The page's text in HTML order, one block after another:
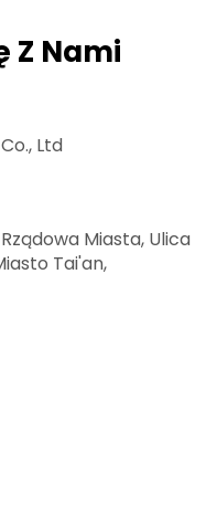
Z Nami
Ltd
Miasta, Ulica
Tai'an,